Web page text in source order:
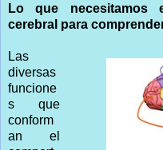
Lo que necesitamos
cerebral para
Las
diversas
funcione
s que
conform
an el